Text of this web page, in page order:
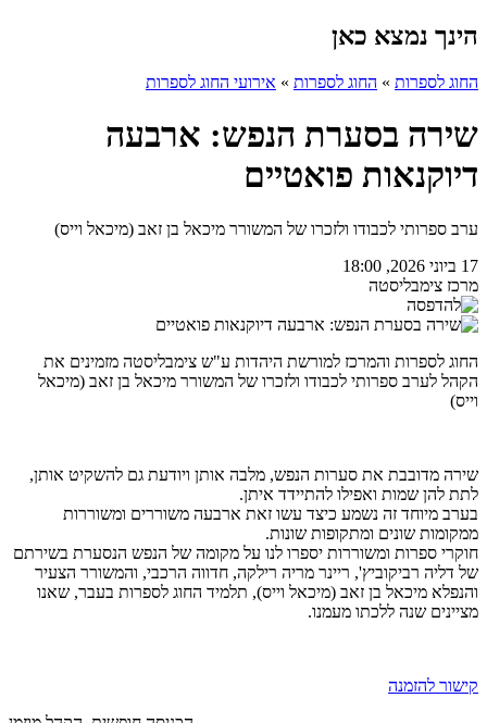
הינך נמצא כאן
החוג לספרות » החוג לספרות » אירועי החוג לספרות
שירה בסערת הנפש: ארבעה
דיוקנאות פואטיים
ערב ספרותי לכבודו ולזכרו של המשורר מיכאל בן זאב (מיכאל וייס)
17 ביוני 2026, 18:00
מרכז צימבליסטה
החוג לספרות והמרכז למורשת היהדות ע"ש צימבליסטה מזמינים את
הקהל לערב ספרותי לכבודו ולזכרו של המשורר מיכאל בן זאב (מיכאל
וייס)
שירה מדובבת את סערות הנפש, מלבה אותן ויודעת גם להשקיט אותן,
לתת להן שמות ואפילו להתיידד איתן.
בערב מיוחד זה נשמע כיצד עשו זאת ארבעה משוררים ומשוררות
ממקומות שונים ומתקופות שונות.
חוקרי ספרות ומשוררות יספרו לנו על מקומה של הנפש הנסערת בשירתם
של דליה רביקוביץ', ריינר מריה רילקה, חדווה הרכבי, והמשורר הצעיר
והנפלא מיכאל בן זאב (מיכאל וייס), תלמיד החוג לספרות בעבר, שאנו
מציינים שנה ללכתו מעמנו.
קישור להזמנה